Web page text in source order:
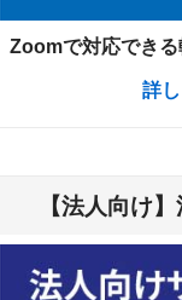
Zoomで対応でき
詳
【法人向け